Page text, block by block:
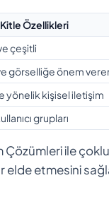
Özellikleri
çeşitli
görselliğe önem
yönelik kişisel iletişim
grupları
ile
elde etmesini